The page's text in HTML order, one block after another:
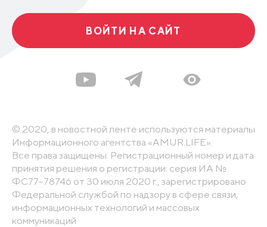
ВОЙТИ НА САЙТ
© 2020, в новостной ленте используются материалы
Информационного агентства «AMUR.LIFE».
Все права защищены. Регистрационный номер и дата
принятия решения о регистрации: серия ИА №
ФС77-78746 от 30 июля 2020 г., зарегистрировано
Федеральной службой по надзору в сфере связи,
информационных технологий и массовых
коммуникаций